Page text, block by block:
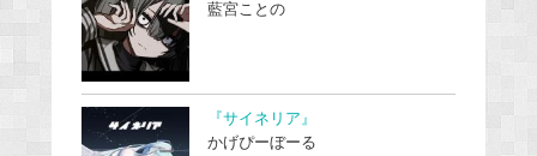
藍宮ことの
『サイネリア』
かげぴーぼーる